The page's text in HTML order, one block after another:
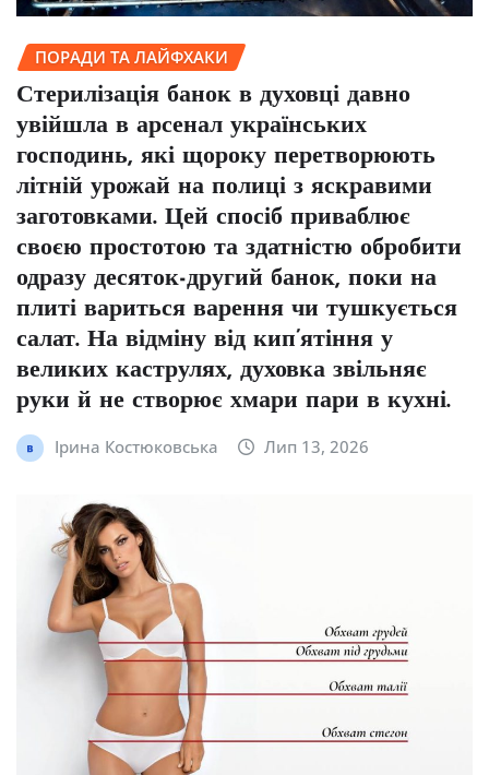
ПОРАДИ ТА ЛАЙФХАКИ
Стерилізація банок в духовці давно
увійшла в арсенал українських
господинь, які щороку перетворюють
літній урожай на полиці з яскравими
заготовками. Цей спосіб приваблює
своєю простотою та здатністю обробити
одразу десяток-другий банок, поки на
плиті вариться варення чи тушкується
салат. На відміну від кип’ятіння у
великих каструлях, духовка звільняє
руки й не створює хмари пари в кухні.
Ірина Костюковська Лип 13, 2026